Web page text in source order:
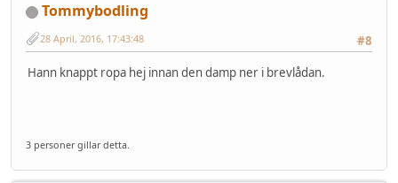
Tommybodling
#8
28 April, 2016, 17:43:48
Hann knappt ropa hej innan den damp ner i brevlådan.
3 personer gillar detta.